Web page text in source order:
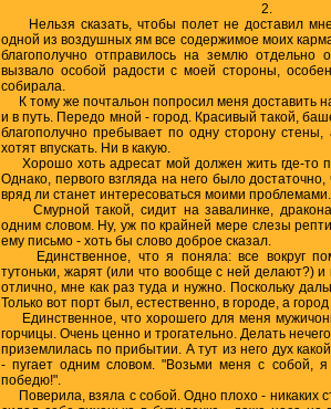
2.
Нельзя сказать, чтобы полет не доставил
одной из воздушных ям все содержимое моих
благополучно отправилось на землю отдельно
вызвало особой радости с моей стороны,
собирала.
К тому же почтальон попросил меня доставить
и в путь. Передо мной - город. Красивый такой,
благополучно пребывает по одну сторону
хотят впускать. Ни в какую.
Хорошо хоть адресат мой должен жить где-то
Однако, первого взгляда на него было
вряд ли станет интересоваться моими проблемами.
Смурной такой, сидит на завалинке,
одним словом. Ну, уж по крайней мере слезы
ему письмо - хоть бы слово доброе сказал.
Единственное, что я поняла: все вокруг
тутоньки, жарят (или что вообще с ней делают?)
отлично, мне как раз туда и нужно. Поскольку
Только вот порт был, естественно, в городе, а
Единственное, что хорошего для меня
горчицы. Очень ценно и трогательно. Делать
приземлилась по прибытии. А тут из него дух
- пугает одним словом. "Возьми меня с собой, я
победю!".
Поверила, взяла с собой. Одно плохо - никаких